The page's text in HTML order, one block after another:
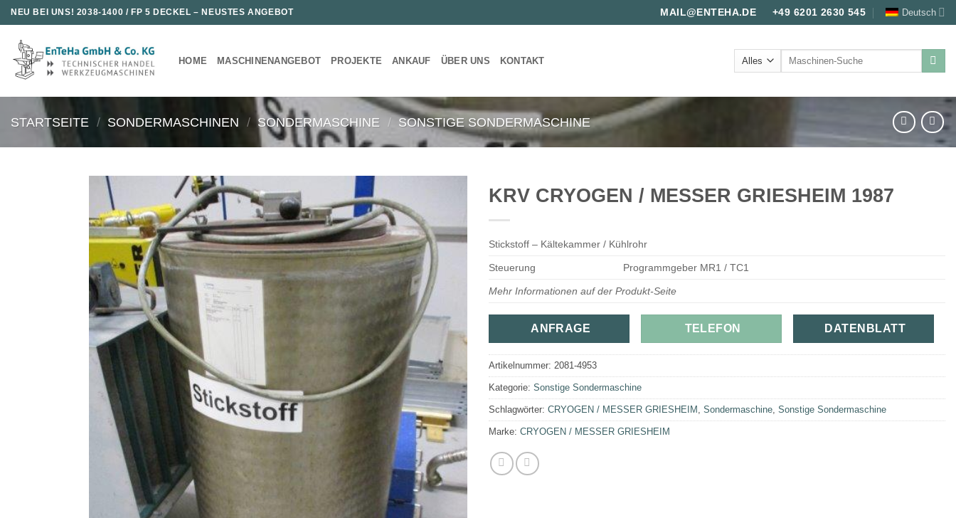
Zum
Inhalt
springen
NEU BEI UNS! 2038-1400 / FP 5 DECKEL – NEUSTES ANGEBOT MAIL@ENTEHA.DE +49 6201 2630 545 Deutsch
HOME MASCHINENANGEBOT PROJEKTE ANKAUF ÜBER UNS KONTAKT
Suche
STARTSEITE / SONDERMASCHINEN / SONDERMASCHINE / SONSTIGE SONDERMASCHINE
KRV CRYOGEN / MESSER GRIESHEIM 1987
Stickstoff – Kältekammer / Kühlrohr
Steuerung Programmgeber MR1 / TC1
Mehr Informationen auf der Produkt-Seite
ANFRAGE TELEFON DATENBLATT
Artikelnummer: 2081-4953
Kategorie: Sonstige Sondermaschine
Schlagwörter: CRYOGEN / MESSER GRIESHEIM Sondermaschine Sonstige Sondermaschine
Marke: CRYOGEN / MESSER GRIESHEIM